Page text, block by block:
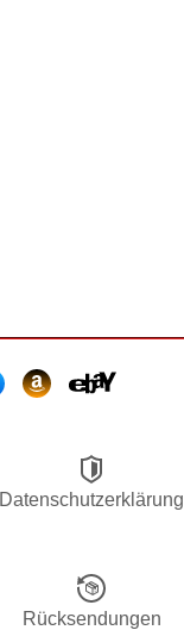
Datenschutzerklärung
Rücksendungen